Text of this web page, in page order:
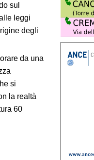
sul
leggi
degli
da una
si
la realtà
60